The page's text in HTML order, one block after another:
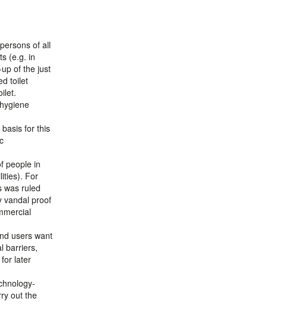
of all
(e.g. in
of the just
toilet
for this
people in
For
was ruled
vandal proof
users want
barriers,
later
out the